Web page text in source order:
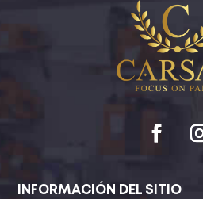
INFORMACIÓN DEL SITIO